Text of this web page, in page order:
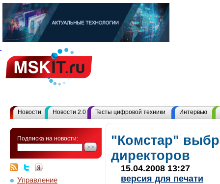
Новости Новости 2.0 Тесты цифровой техники Интервью
Подписка на новости:
Управление
"Комстар"
директоров
15.04.2008 13:27
версия для печати